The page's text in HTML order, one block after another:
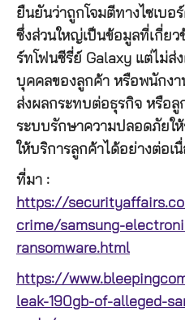
ยืนยันว่าถูกโจมตีทางไซเบ
ซึ่งส่วนใหญ่เป็นข้อมูลที่เกี่ย
ร์ทโฟนซีรี่ย์ Galaxy แต่ไม่ส่
บุคคลของลูกค้า หรือพนักงา
ส่งผลกระทบต่อธุรกิจ หรือ
ระบบรักษาความปลอดภัยใ
ให้บริการลูกค้าได้อย่างต่อเ
ที่มา :
https://
crime/samsung-
ransomware.html
https://
leak-190gb-of-alleged-